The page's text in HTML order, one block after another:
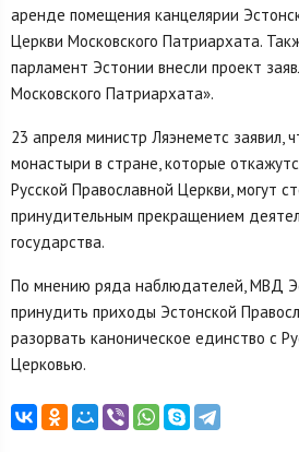
аренде помещения канцелярии
Церкви Московского Патриархата.
парламент Эстонии внесли проект
Московского Патриархата».
23 апреля министр Ляэнеметс заявил,
монастыри в стране, которые
Русской Православной Церкви, могут
принудительным прекращением
государства.
По мнению ряда наблюдателей, МВД
принудить приходы Эстонской
разорвать каноническое единство с
Церковью.